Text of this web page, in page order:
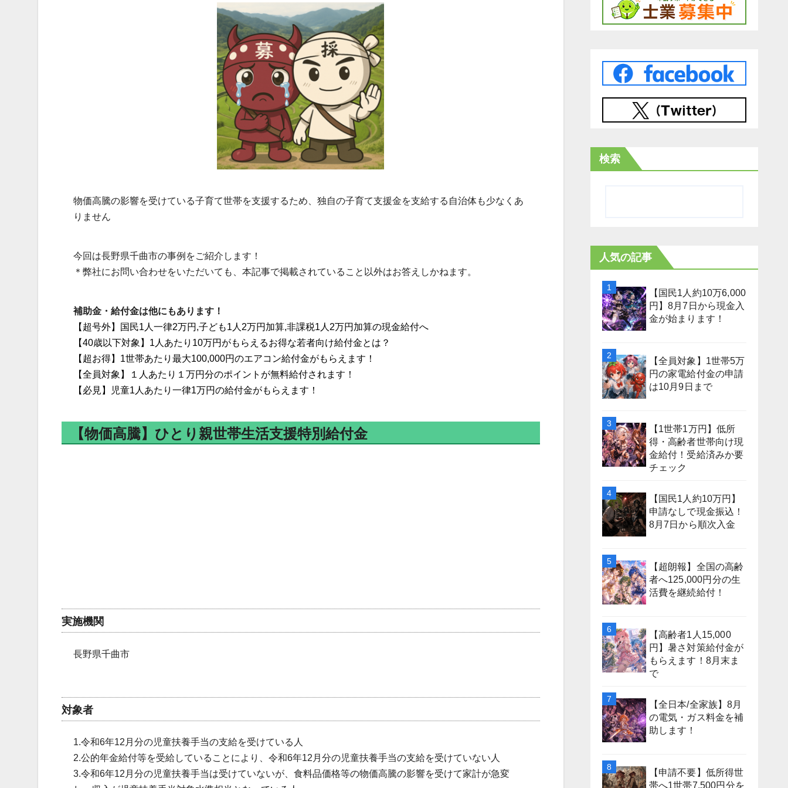
物価高騰の影響を受けている子育て世帯を支援するため、独自の子育て支援金を支給する自治体も少なくあ
りません
今回は長野県千曲市の事例をご紹介します！
＊弊社にお問い合わせをいただいても、本記事で掲載されていること以外はお答えしかねます。
補助金・給付金は他にもあります！
【超号外】国民1人一律2万円,子ども1人2万円加算,非課税1人2万円加算の現金給付へ
【40歳以下対象】1人あたり10万円がもらえるお得な若者向け給付金とは？
【超お得】1世帯あたり最大100,000円のエアコン給付金がもらえます！
【全員対象】１人あたり１万円分のポイントが無料給付されます！
【必見】児童1人あたり一律1万円の給付金がもらえます！
【物価高騰】ひとり親世帯生活支援特別給付金
実施機関
長野県千曲市
対象者
1.令和6年12月分の児童扶養手当の支給を受けている人
2.公的年金給付等を受給していることにより、令和6年12月分の児童扶養手当の支給を受けていない人
3.令和6年12月分の児童扶養手当は受けていないが、食料品価格等の物価高騰の影響を受けて家計が急変
検索
人気の記事
【国民1人約10万6,000
円】8月7日から現金入
金が始まります！
【全員対象】1世帯5万
円の家電給付金の申請
は10月9日まで
【1世帯1万円】低所
得・高齢者世帯向け現
金給付！受給済みか要
チェック
【国民1人約10万円】
申請なしで現金振込！
8月7日から順次入金
【超朗報】全国の高齢
者へ125,000円分の生
活費を継続給付！
【高齢者1人15,000
円】暑さ対策給付金が
もらえます！8月末ま
で
【全日本/全家族】8月
の電気・ガス料金を補
助します！
【申請不要】低所得世
帯へ1世帯7,500円分を